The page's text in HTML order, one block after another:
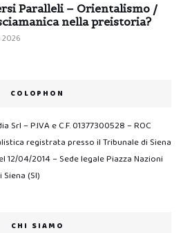
Paralleli – Orientalismo /
nella preistoria?
2026
COLOPHON
Srl – P.IVA e C.F. 01377300528 – ROC
registrata presso il Tribunale di Siena
12/04/2014 – Sede legale Piazza Nazioni
(SI)
CHI SIAMO